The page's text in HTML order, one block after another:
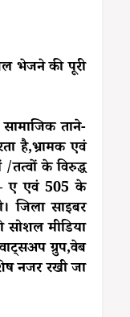
भेजने की पूरी
ताने-
है,भ्रामक एवं
/तत्वों के विरुद्ध
ए एवं 505 के
जिला साइबर
मीडिया
ग्रुप,वेब
नजर रखी जा